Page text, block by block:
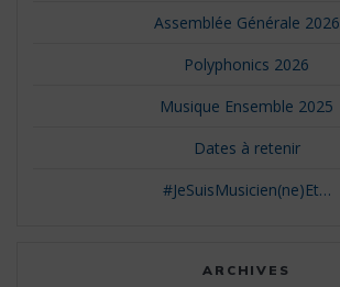
Assemblée Générale 2026
Polyphonics 2026
Musique Ensemble 2025
Dates à retenir
#JeSuisMusicien(ne)Et…
ARCHIVES